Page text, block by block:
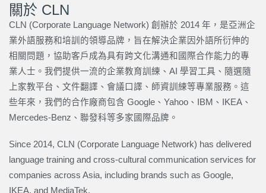
關於 CLN
CLN (Corporate Language Network) 創辦於 2014 年，是亞洲企
業外語服務和培訓的領導品牌，旨在解決企業因外語所衍伸的
相關問題，協助客戶成為具有跨文化溝通和國際合作能力的專
業人士。我們提供一流的企業教育訓練、AI 學習工具、隨選隨
上家教平台、文件翻譯、會議口譯、師資訓練等專業服務。這
些年來，我們的合作廠商包含 Google、Yahoo、IBM、IKEA、
Mercedes-Benz、聯發科等多家國際品牌。
Since 2014, CLN (Corporate Language Network) has delivered
language training and cross-cultural communication services for
companies across Asia, including brands such as Google,
IKEA, and MediaTek.